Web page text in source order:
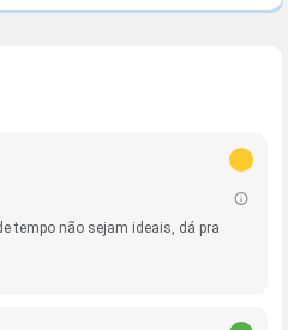
tempo não sejam ideais, dá pra